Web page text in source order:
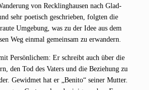
von Reck­ling­hau­sen nach Glad­
sehr poe­tisch geschrie­ben, folg­ten die
Umge­bung, was zu der Idee aus dem
Weg ein­mal gemein­sam zu erwandern.
Per­sön­li­chem: Er schreibt auch über die
den Tod des Vaters und die Bezie­hung zu
Gewid­met hat er „Beni­to“ sei­ner Mut­ter.